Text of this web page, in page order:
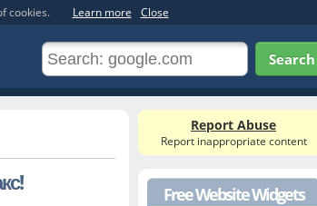
cookies. Learn more Close
Search
Report Abuse
Report inappropriate content
Free Website Widgets